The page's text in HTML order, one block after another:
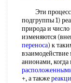
Эти процессы
подгруппы 1)
природа и
изменяются
переноса) к
анионами,
+, а также